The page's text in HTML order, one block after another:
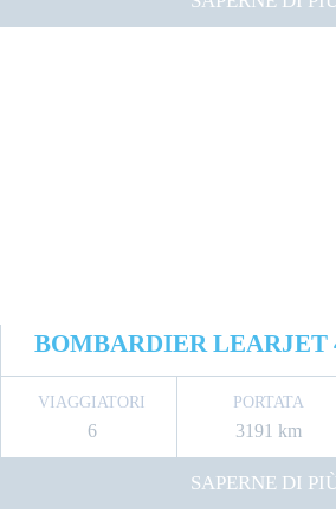
BOMBARDIER LEARJET
VIAGGIATORI
6
PORTATA
3191 km
SAPERNE DI